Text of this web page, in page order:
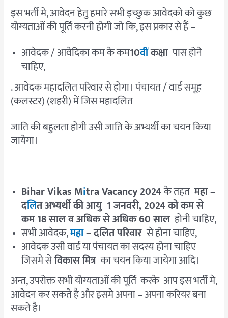
इस भर्ती मे, आवेदन हेतु हमारे सभी इच्छुक आवेदको को कुछ
योग्यताओं की पूर्ति करनी होगी जो कि, इस प्रकार से हैं –
आवेदक / आवेदिका कम के कम10वींकक्षा पास होने
चाहिए,
. आवेदक महादलित परिवार से होगा। पंचायत / वार्ड समूह
(कलस्टर) (शहरी) में जिस महादलित
जाति की बहुलता होगी उसी जाति के अभ्यर्थी का चयन किया
जायेगा।
Bihar Vikas Mitra Vacancy 2024के तहत महा –
दलित अभ्यर्थी की आयु1जनवरी, 2024को कम से
कम18साल व अधिक से अधिक60साल होनी चाहिए,
सभी आवेदक,महा–दलित परिवार से होना चाहिए,
आवेदक उसी वार्ड या पंचायत का सदस्य होना चाहिए
जिसमे सेविकास मित्र का चयन किया जायेगा आदि।
अन्त, उपरोक्त सभी योग्यताओं की पूर्ति करके आप इस भर्ती मे,
आवेदन कर सकते है और इसमे अपना – अपना करियर बना
सकते है।